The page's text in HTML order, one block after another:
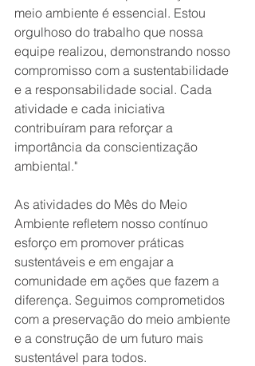
meio ambiente é essencial. Estou
orgulhoso do trabalho que nossa
equipe realizou, demonstrando nosso
compromisso com a sustentabilidade
e a responsabilidade social. Cada
atividade e cada iniciativa
contribuíram para reforçar a
importância da conscientização
ambiental."
As atividades do Mês do Meio
Ambiente refletem nosso contínuo
esforço em promover práticas
sustentáveis e em engajar a
comunidade em ações que fazem a
diferença. Seguimos comprometidos
com a preservação do meio ambiente
e a construção de um futuro mais
sustentável para todos.